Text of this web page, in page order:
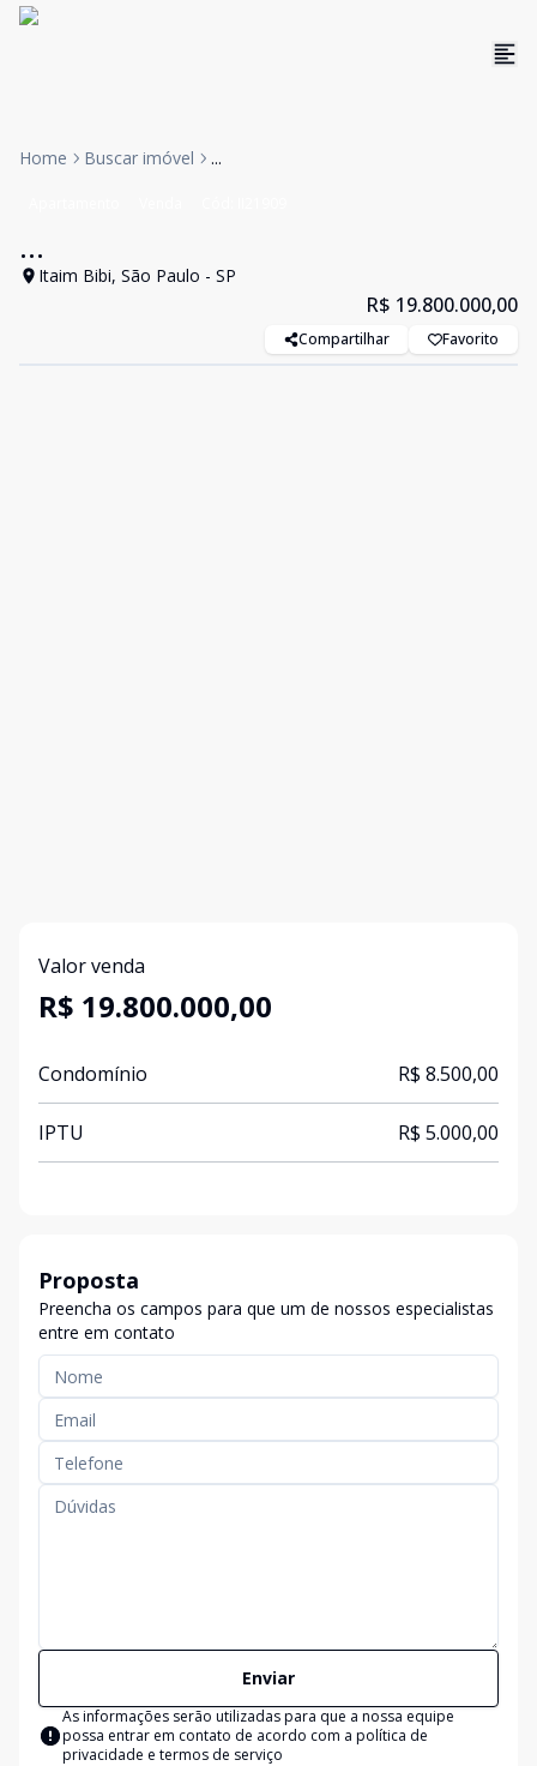
Home Buscar imóvel ...
...
Itaim Bibi, São Paulo - SP
R$ 19.800.000,00
Compartilhar Favorito
Valor venda
R$ 19.800.000,00
Condomínio R$ 8.500,00
IPTU R$ 5.000,00
Proposta
Preencha os campos para que um de nossos especialistas
entre em contato
Enviar
As informações serão utilizadas para que a nossa equipe
possa entrar em contato de acordo com a política de
privacidade e termos de serviço